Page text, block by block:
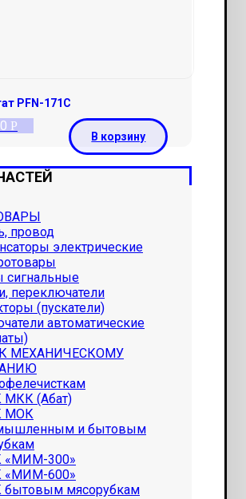
PFN-171C
Р
В корзину
провод
электрические
переключатели
(пускатели)
автоматические
МЕХАНИЧЕСКОМУ
МКК (Абат)
МОК
и бытовым
«МИМ-300»
«МИМ-600»
бытовым мясорубкам